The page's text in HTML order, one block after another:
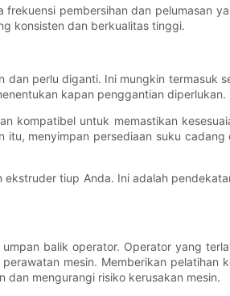
pembersihan dan pelumasan
konsisten dan berkualitas tinggi.
perlu diganti. Ini mungkin termasuk
kapan penggantian diperlukan.
kompatibel untuk memastikan
menyimpan persediaan suku
tiup Anda. Ini adalah
balik operator. Operator yang
mesin. Memberikan pelatihan
mengurangi risiko kerusakan mesin.